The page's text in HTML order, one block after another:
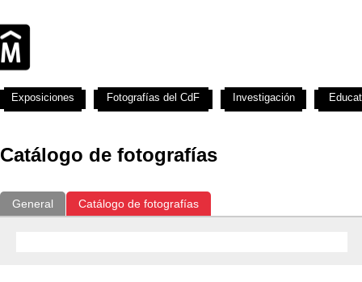
Catálogo de fotografías
General Catálogo de fotografías
Exposiciones Fotografías del CdF Investigación